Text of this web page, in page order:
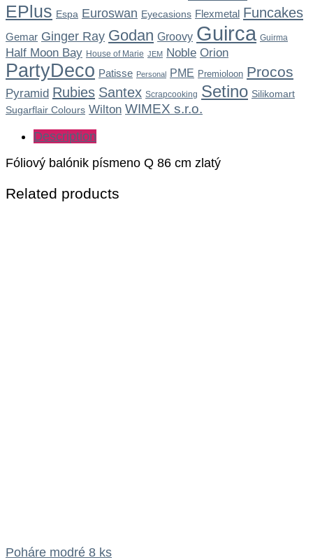
EPlus Espa Euroswan Eyecasions Flexmetal Funcakes
Gemar Ginger Ray Godan Groovy Guirca Guirma
Half Moon Bay House of Marie JEM Noble Orion
PartyDeco Patisse Personal PME Premioloon Procos
Pyramid Rubies Santex Scrapcooking Setino Silikomart
Sugarflair Colours Wilton WIMEX s.r.o.
Description
Fóliový balónik písmeno Q 86 cm zlatý
Related products
Poháre modré 8 ks